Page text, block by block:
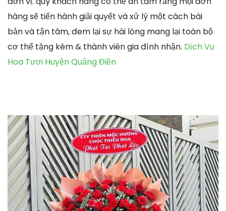
hàng sẽ tiến hành giải quyết và xử lý một cách bài
bản và tận tâm, đem lại sự hài lòng mang lại toàn bộ
cơ thể tặng kèm & thành viên gia đình nhận. Dịch Vụ
Hoa Tươi Huyện Quảng Điền